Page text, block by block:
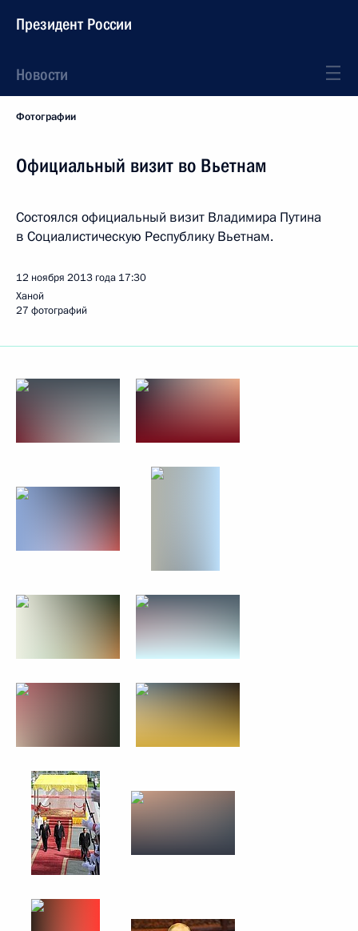
Президент России
Новости
Фотографии
Официальный визит во Вьетнам
Состоялся официальный визит Владимира Путина
в Социалистическую Республику Вьетнам.
12 ноября 2013 года 17:30
Ханой
27 фотографий